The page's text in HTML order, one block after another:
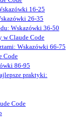
16-25
26-35
Wskazówki 36-50
w Claude Code
Wskazówki 66-75
Code
86-95
praktyki:
Code